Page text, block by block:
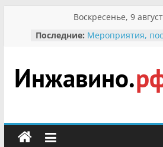
содержимому
Воскресенье, 9
Последние: Мероприятия,
гражданин
участнице
Отечественной,
Безопасность в
сельский
портал